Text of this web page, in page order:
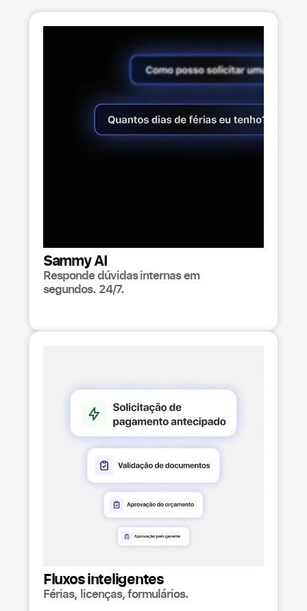
Sammy AI
Responde dúvidas internas em
segundos. 24/7.
Fluxos inteligentes
Férias, licenças, formulários.